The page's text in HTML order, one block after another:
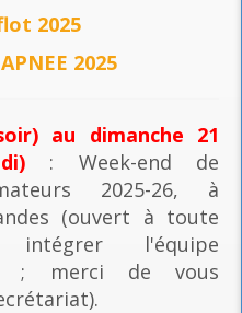
2025
2025
au dimanche 21
: Week-end de
2025-26, à
(ouvert à toute
intégrer l'équipe
; merci de vous